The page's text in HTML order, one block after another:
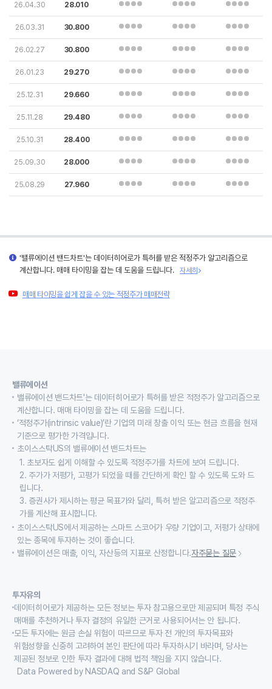
26.04.30 28.010
26.03.31 30.800
26.02.27 30.800
26.01.23 29.270
25.12.31 29.660
25.11.28 29.480
25.10.31 28.400
25.09.30 28.000
25.08.29 27.960
'밸류에이션 밴드차트'는 데이터히어로가 특허를 받은 적정주가 알고리즘으로
계산합니다. 매매 타이밍을 잡는 데 도움을 드립니다.
자세히
매매 타이밍을 쉽게 잡을 수 있는 적정주가 매매전략
밸류에이션
밸류에이션 밴드차트'는 데이터히어로가 특허를 받은 적정주가 알고리즘으로
계산합니다. 매매 타이밍을 잡는 데 도움을 드립니다.
‘적정주가(intrinsic value)’란 기업의 미래 창출 이익 또는 현금 흐름을 현재
기준으로 평가한 가격입니다.
초이스스탁US의 밸류에이션 밴드차트는
1. 초보자도 쉽게 이해할 수 있도록 적정주가를 차트에 보여 드립니다.
2. 주가가 저평가, 고평가 되었을 때를 간단하게 확인 할 수 있도록 도와 드
립니다.
3. 증권사가 제시하는 평균 목표가와 달리, 특허 받은 알고리즘으로 적정주
가를 계산해 표시합니다.
초이스스탁US에서 제공하는 스마트 스코어가 우량 기업이고, 저평가 상태에
있는 종목에 투자하는 것이 좋습니다.
밸류에이션은 매출, 이익, 자산등의 지표로 산정합니다.자주묻는 질문
투자유의
데이터히어로가 제공하는 모든 정보는 투자 참고용으로만 제공되며 특정 주식
매매를 추천하거나 투자 결정의 유일한 근거로 사용되어서는 안 됩니다.
모든 투자에는 원금 손실 위험이 따르므로 투자 전 개인의 투자목표와
위험성향을 신중히 고려하여 본인 판단에 따라 투자하시기 바라며, 당사는
제공된 정보로 인한 투자 결과에 대해 법적 책임을 지지 않습니다.
Data Powered by NASDAQ and S&P Global